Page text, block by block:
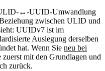
↔-UUID-Umwandlung
zwischen ULID und
UUIDv7 ist im
Auslegung derselben
hat. Wenn Sie neu bei
zuerst mit den Grundlagen und
zurück.